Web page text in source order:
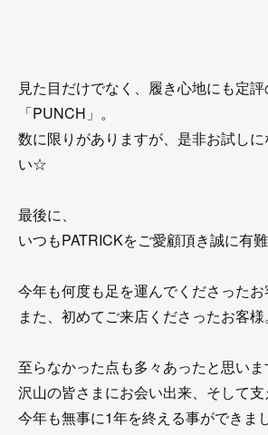
見た目だけでなく、履き心地にも定評
「PUNCH」。
数に限りがありますが、是非お試し
い☆
最後に、
いつもPATRICKをご愛顧頂き誠に有難
今年も何度も足を運んでくださったお
また、初めてご来店くださったお客様。
至らなかった点も多々あったと思いま
沢山の皆さまにお会い出来、そして支
今年も無事に1年を終える事ができまし